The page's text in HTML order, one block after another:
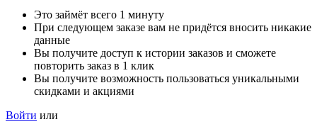
Это займёт всего 1 минуту
При следующем заказе вам не придётся вносить никакие
данные
Вы получите доступ к истории заказов и сможете
повторить заказ в 1 клик
Вы получите возможность пользоваться уникальными
скидками и акциями
Войти или